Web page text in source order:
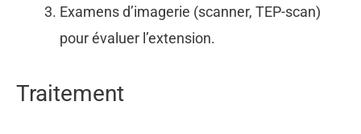
Examens d’imagerie (scanner, TEP-scan)
pour évaluer l’extension.
Traitement